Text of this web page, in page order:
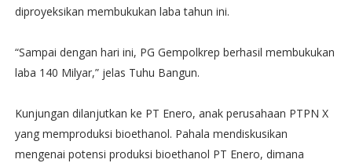
diproyeksikan membukukan laba tahun ini.
“Sampai dengan hari ini, PG Gempolkrep berhasil membukukan
laba 140 Milyar,” jelas Tuhu Bangun.
Kunjungan dilanjutkan ke PT Enero, anak perusahaan PTPN X
yang memproduksi bioethanol. Pahala mendiskusikan
mengenai potensi produksi bioethanol PT Enero, dimana